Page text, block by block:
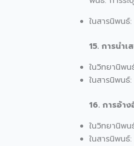
ในสารนิพนธ์
15. การนำ
ในวิทยานิพน
ในสารนิพนธ์:
16. การอ้าง
ในวิทยานิพ
ในสารนิพนธ์